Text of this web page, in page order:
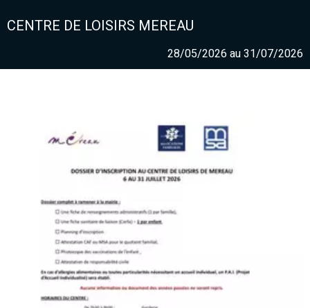
CENTRE DE LOISIRS MEREAU
28/05/2026 au 31/07/2026